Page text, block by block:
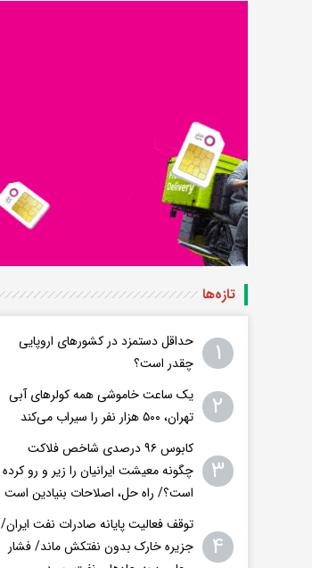
تازه‌ها
۱
حداقل دستمزد در کشورهای اروپایی
چقدر است؟
۲
یک ساعت خاموشی همه کولرهای آبی
تهران، ۵۰۰ هزار نفر را سیراب می‌کند
۳
کابوس ۹۶ درصدی شاخص فلاکت
چگونه معیشت ایرانیان را زیر و رو کرده
است؟/ راه حل، اصلاحات بنیادین است
۴
توقف فعالیت پایانه صادرات نفت ایران/
جزیره خارک بدون نفتکش ماند/ فشار